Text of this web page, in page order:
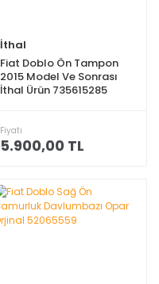
İthal
Fiat Doblo Ön Tampon
2015 Model Ve Sonrası
İthal Ürün 735615285
Fiyatı
5.900,00 TL